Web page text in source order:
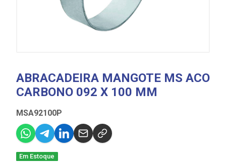
ABRACADEIRA MANGOTE MS ACO
CARBONO 092 X 100 MM
MSA92100P
Em Estoque